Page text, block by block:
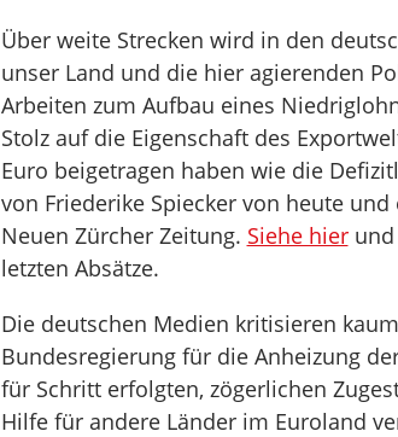
Über weite Strecken wird in den
unser Land und die hier agierenden
Arbeiten zum Aufbau eines
Stolz auf die Eigenschaft des
Euro beigetragen haben wie die
von Friederike Spiecker von heute
Neuen Zürcher Zeitung. Siehe hierund
letzten Absätze.
Die deutschen Medien kritisieren
Bundesregierung für die Anheizung
für Schritt erfolgten, zögerlichen
Hilfe für andere Länder im Euroland